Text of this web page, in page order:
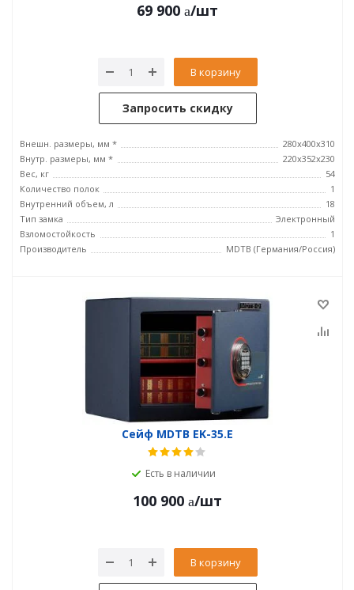
69 900 /шт
В корзину
Запросить скидку
Внешн. размеры, мм *
280x400x310
Внутр. размеры, мм *
220x352x230
Вес, кг
54
Количество полок
1
Внутренний объем, л
18
Тип замка
Электронный
Взломостойкость
1
Производитель
MDTB (Германия/Россия)
Сейф MDTB EK-35.E
Есть в наличии
100 900 /шт
В корзину